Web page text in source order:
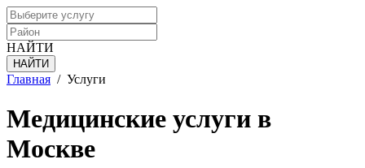
НАЙТИ
Главная / Услуги
Медицинские услуги в
Москве